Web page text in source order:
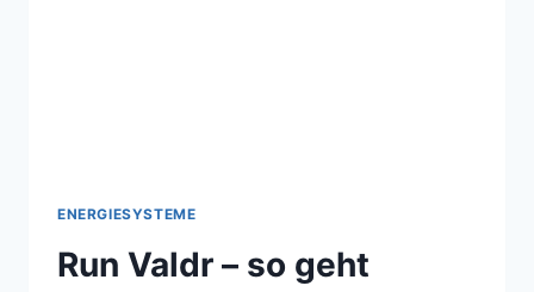
ENERGIESYSTEME
Run Valdr – so geht